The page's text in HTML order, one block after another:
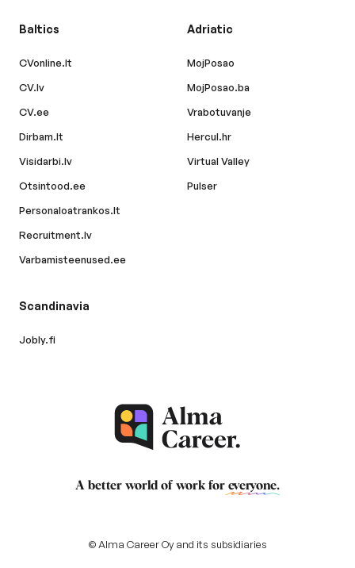
Baltics
CVonline.lt
CV.lv
CV.ee
Dirbam.lt
Visidarbi.lv
Otsintood.ee
Personaloatrankos.lt
Recruitment.lv
Varbamisteenused.ee
Adriatic
MojPosao
MojPosao.ba
Vrabotuvanje
Hercul.hr
Virtual Valley
Pulser
Scandinavia
Jobly.fi
A better world of work for everyone.
© Alma Career Oy and its subsidiaries